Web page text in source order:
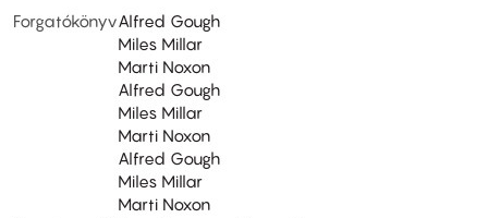
ForgatókönyvAlfred Gough
Miles Millar
Marti Noxon
Alfred Gough
Miles Millar
Marti Noxon
Alfred Gough
Miles Millar
Marti Noxon